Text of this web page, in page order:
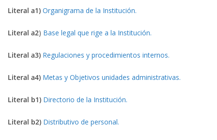
Literal a1) Organigrama de la Institución.
Literal a2) Base legal que rige a la Institución.
Literal a3) Regulaciones y procedimientos internos.
Literal a4) Metas y Objetivos unidades administrativas.
Literal b1) Directorio de la Institución.
Literal b2) Distributivo de personal.